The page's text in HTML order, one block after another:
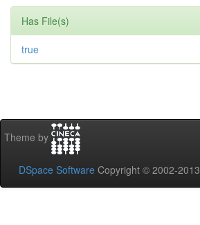
Has File(s)
true
Theme by
DSpace Software Copyright © 2002-2013